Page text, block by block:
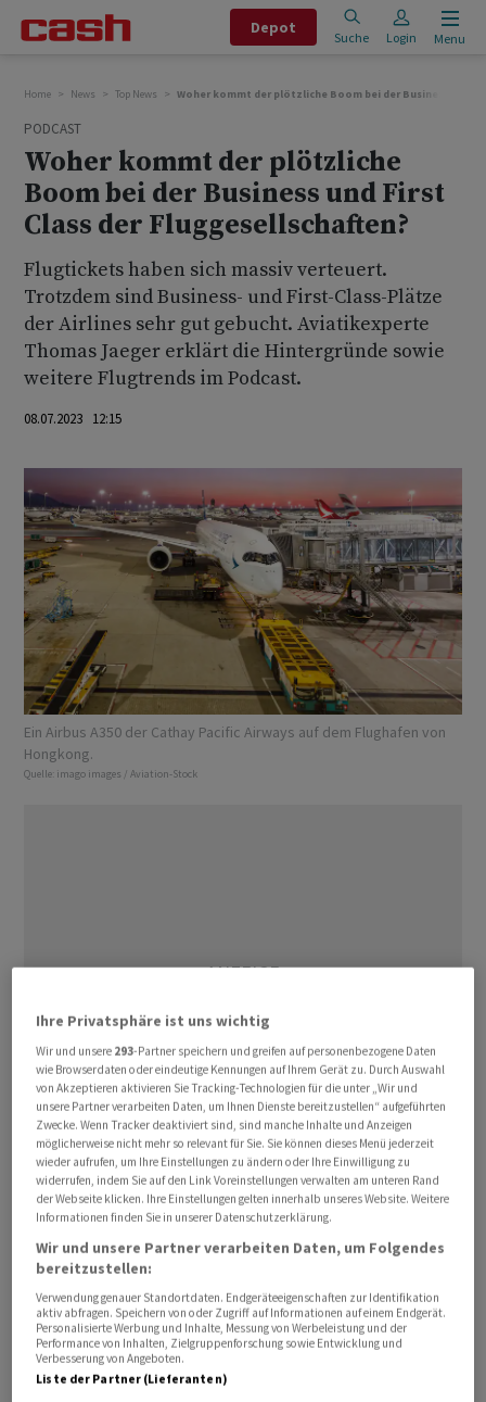
Depot
Suche Login Menu
Home News Top News Woher kommt der plötzliche Boom bei der Business und
PODCAST
Woher kommt der plötzliche
Boom bei der Business und First
Class der Fluggesellschaften?
Flugtickets haben sich massiv verteuert.
Trotzdem sind Business- und First-Class-Plätze
der Airlines sehr gut gebucht. Aviatikexperte
Thomas Jaeger erklärt die Hintergründe sowie
weitere Flugtrends im Podcast.
08.07.2023 12:15
Ein Airbus A350 der Cathay Pacific Airways auf dem Flughafen von
Hongkong.
Quelle: imago images / Aviation-Stock
Fluggesellschaften registrieren einen Boom bei der
Business und First Class. Warum ist das so? Und gibt es
diesen Sommer wieder ein Reisechaos am Flughafen?
Darüber redet Tim Höfinghoff mit dem
Luftfahrtexperten Thomas Jaeger von CH-Aviation
Podcast «Handelszeitung Insights»
.
Ausserdem geht es im Gespräch darum, welche Routen
derzeit bei Passagieren besonders beliebt sind. Und
Ihre Privatsphäre ist uns wichtig
Wir und unsere 293-Partner speichern und greifen auf personenbezogene Daten
wie Browserdaten oder eindeutige Kennungen auf Ihrem Gerät zu. Durch Auswahl
von Akzeptieren aktivieren Sie Tracking-Technologien für die unter „Wir und
unsere Partner verarbeiten Daten, um Ihnen Dienste bereitzustellen“ aufgeführten
Zwecke. Wenn Tracker deaktiviert sind, sind manche Inhalte und Anzeigen
möglicherweise nicht mehr so relevant für Sie. Sie können dieses Menü jederzeit
wieder aufrufen, um Ihre Einstellungen zu ändern oder Ihre Einwilligung zu
widerrufen, indem Sie auf den Link Voreinstellungen verwalten am unteren Rand
der Webseite klicken. Ihre Einstellungen gelten innerhalb unseres Website. Weitere
Informationen finden Sie in unserer Datenschutzerklärung.
Wir und unsere Partner verarbeiten Daten, um Folgendes
bereitzustellen:
Verwendung genauer Standortdaten. Endgeräteeigenschaften zur Identifikation
aktiv abfragen. Speichern von oder Zugriff auf Informationen auf einem Endgerät.
Personalisierte Werbung und Inhalte, Messung von Werbeleistung und der
Performance von Inhalten, Zielgruppenforschung sowie Entwicklung und
Verbesserung von Angeboten.
Liste der Partner (Lieferanten)